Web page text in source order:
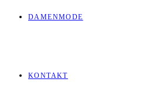
DAMENMODE
KONTAKT